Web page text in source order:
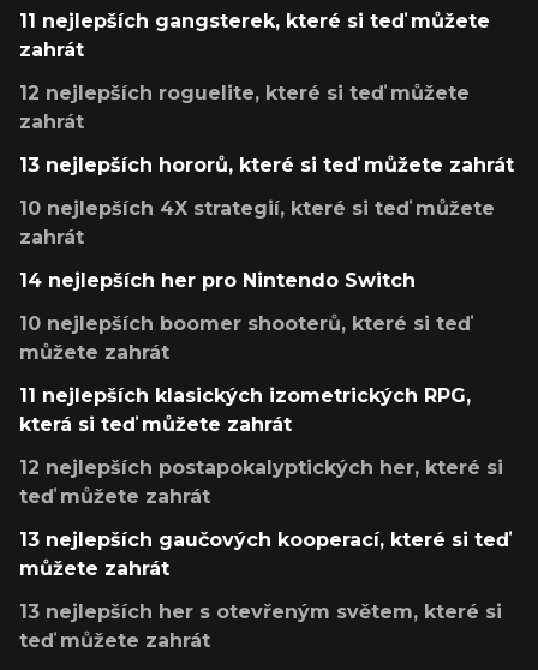
11 nejlepších gangsterek, které si teď můžete
zahrát
12 nejlepších roguelite, které si teď můžete
zahrát
13 nejlepších hororů, které si teď můžete zahrát
10 nejlepších 4X strategií, které si teď můžete
zahrát
14 nejlepších her pro Nintendo Switch
10 nejlepších boomer shooterů, které si teď
můžete zahrát
11 nejlepších klasických izometrických RPG,
která si teď můžete zahrát
12 nejlepších postapokalyptických her, které si
teď můžete zahrát
13 nejlepších gaučových kooperací, které si teď
můžete zahrát
13 nejlepších her s otevřeným světem, které si
teď můžete zahrát